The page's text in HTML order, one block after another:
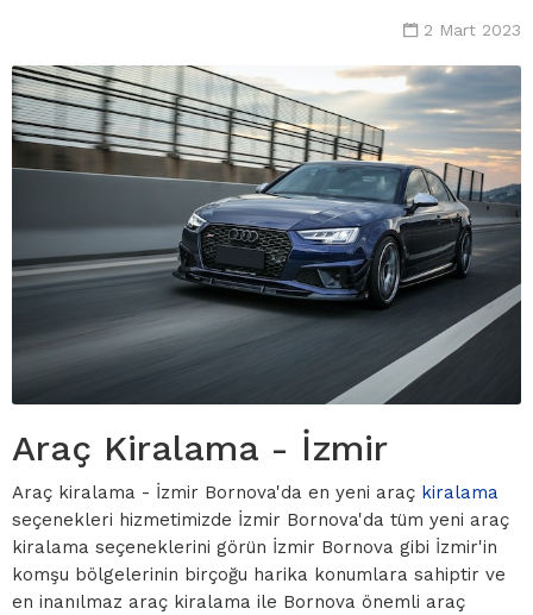
2 Mart 2023
Araç Kiralama - İzmir
Araç kiralama - İzmir Bornova'da en yeni araç kiralama
seçenekleri hizmetimizde İzmir Bornova'da tüm yeni araç
kiralama seçeneklerini görün İzmir Bornova gibi İzmir'in
komşu bölgelerinin birçoğu harika konumlara sahiptir ve
en inanılmaz araç kiralama ile Bornova önemli araç